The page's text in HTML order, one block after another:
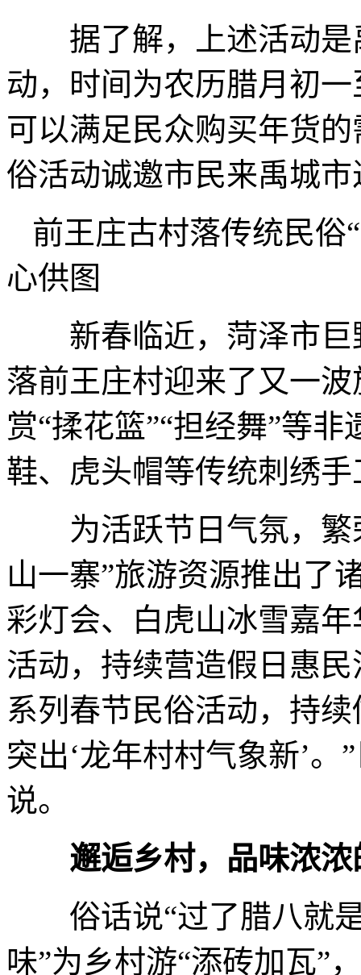
据了解，上述活动是
动，时间为农历腊月初
可以满足民众购买年货
俗活动诚邀市民来禹城
前王庄古村落传统民俗
心供图
新春临近，菏泽市巨
落前王庄村迎来了又一
赏“揉花篮”“担经舞”等
鞋、虎头帽等传统刺绣手
为活跃节日气氛，繁
山一寨”旅游资源推出了
彩灯会、白虎山冰雪嘉
活动，持续营造假日惠
系列春节民俗活动，持
突出‘龙年村村气象新’
说。
邂逅乡村，品味浓浓
俗话说“过了腊八就是
味”为乡村游“添砖加瓦”